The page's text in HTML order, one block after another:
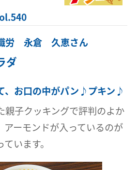
労 永倉 久恵さん
ダ
、お口の中がパン♪プキン♪
親子クッキングで評判のよか
アーモンドが入っているのが
います。